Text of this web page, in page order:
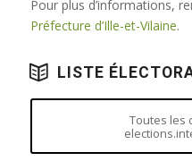
Pour plus d’informations,
Préfecture d’Ille-et-Vilaine.
LISTE
Toutes les